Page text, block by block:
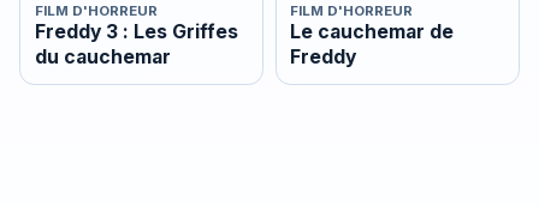
FILM D'HORREUR
Freddy 3 : Les Griffes
du cauchemar
FILM D'HORREUR
Le cauchemar de
Freddy